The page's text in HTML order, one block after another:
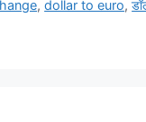
,dollar to euro,